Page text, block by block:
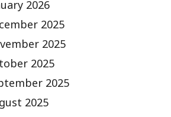
2026
2025
2025
2025
2025
2025